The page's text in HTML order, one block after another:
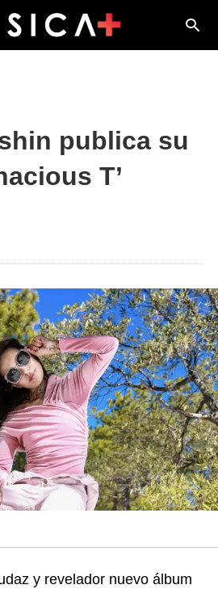
publica su
T’
y revelador nuevo álbum